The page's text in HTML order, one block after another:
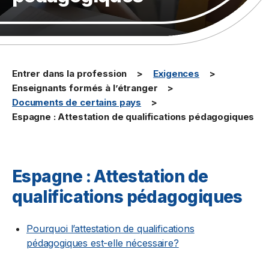
Entrer dans la profession
Exigences
Enseignants formés à l’étranger
Documents de certains pays
Espagne : Attestation de qualifications pédagogiques
Espagne : Attestation de
qualifications pédagogiques
Pourquoi l’attestation de qualifications
pédagogiques est-elle nécessaire?